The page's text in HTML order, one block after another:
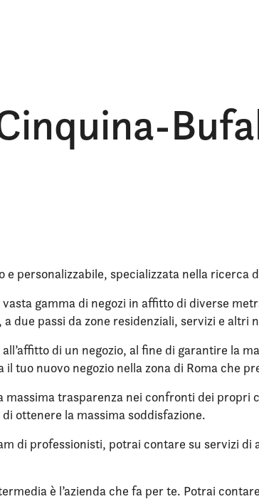
personalizzabile, specializzata nella ricerca
gamma di negozi in affitto di diverse
due passi da zone residenziali, servizi e altri
di un negozio, al fine di garantire la
tuo nuovo negozio nella zona di Roma che
massima trasparenza nei confronti dei
ottenere la massima soddisfazione.
di professionisti, potrai contare su servizi di
è l’azienda che fa per te. Potrai